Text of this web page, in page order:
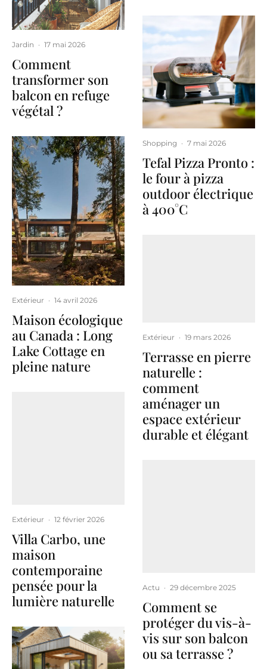
Jardin · 17 mai 2026
Comment
transformer son
balcon en refuge
végétal ?
Extérieur · 14 avril 2026
Maison écologique
au Canada : Long
Lake Cottage en
pleine nature
Extérieur · 12 février 2026
Villa Carbo, une
maison
contemporaine
pensée pour la
lumière naturelle
Shopping · 7 mai 2026
Tefal Pizza Pronto :
le four à pizza
outdoor électrique
à 400°C
Extérieur · 19 mars 2026
Terrasse en pierre
naturelle :
comment
aménager un
espace extérieur
durable et élégant
Actu · 29 décembre 2025
Comment se
protéger du vis-à-
vis sur son balcon
ou sa terrasse ?